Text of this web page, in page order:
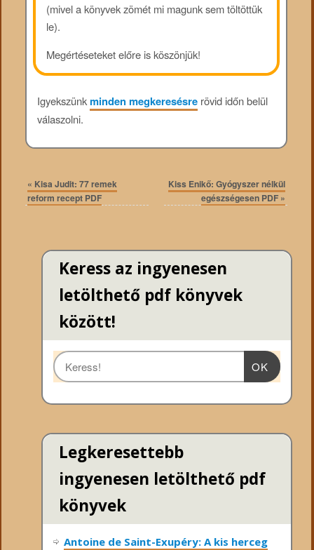
(mivel a könyvek zömét mi magunk sem töltöttük
le).
Megértéseteket előre is köszönjük!
Igyekszünkminden megkeresésrerövid időn belül
válaszolni.
« Kisa Judit: 77 remek
reform recept PDF
Kiss Enikő: Gyógyszer nélkül
egészségesen PDF »
Keress az ingyenesen
letölthető pdf könyvek
között!
OK
Legkeresettebb
ingyenesen letölthető pdf
könyvek
Antoine de Saint-Exupéry: A kis herceg